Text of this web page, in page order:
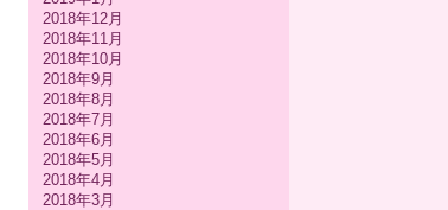
2018年12月
2018年11月
2018年10月
2018年9月
2018年8月
2018年7月
2018年6月
2018年5月
2018年4月
2018年3月